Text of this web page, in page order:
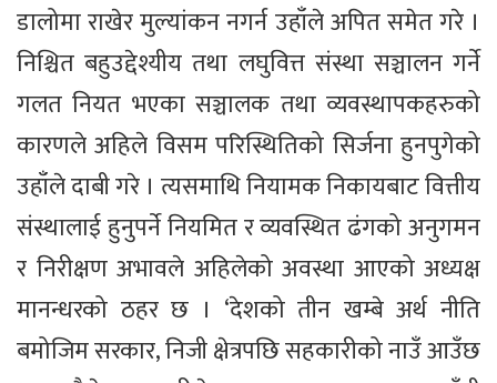
डालोमा राखेर मुल्यांकन नगर्न उहाँले अपित समेत गरे ।
निश्चित बहुउद्देश्यीय तथा लघुवित्त संस्था सञ्चालन गर्ने
गलत नियत भएका सञ्चालक तथा व्यवस्थापकहरुको
कारणले अहिले विसम परिस्थितिको सिर्जना हुनपुगेको
उहाँले दाबी गरे । त्यसमाथि नियामक निकायबाट वित्तीय
संस्थालाई हुनुपर्ने नियमित र व्यवस्थित ढंगको अनुगमन
र निरीक्षण अभावले अहिलेको अवस्था आएको अध्यक्ष
मानन्धरको ठहर छ । ‘देशको तीन खम्बे अर्थ नीति
बमोजिम सरकार, निजी क्षेत्रपछि सहकारीको नाउँ आउँछ